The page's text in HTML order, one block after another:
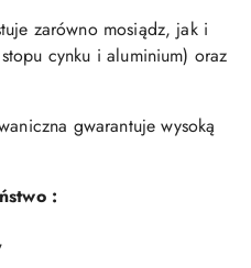
zarówno mosiądz, jak i
cynku i aluminium) oraz
gwarantuje wysoką
: